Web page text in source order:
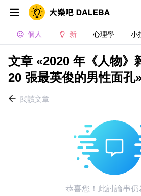
個人 新 心理學 小
文章 «2020 年《人物》
20 張最英俊的男性面孔
閱讀文章
恭喜您！此討論串仍